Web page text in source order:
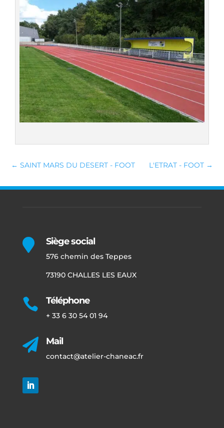
←SAINT MARS DU DESERT - FOOT L'ETRAT - FOOT→
 Siège social
576 chemin des Teppes
73190 CHALLES LES EAUX
 Téléphone
+ 33 6 30 54 01 94
 Mail
contact@atelier-chaneac.fr